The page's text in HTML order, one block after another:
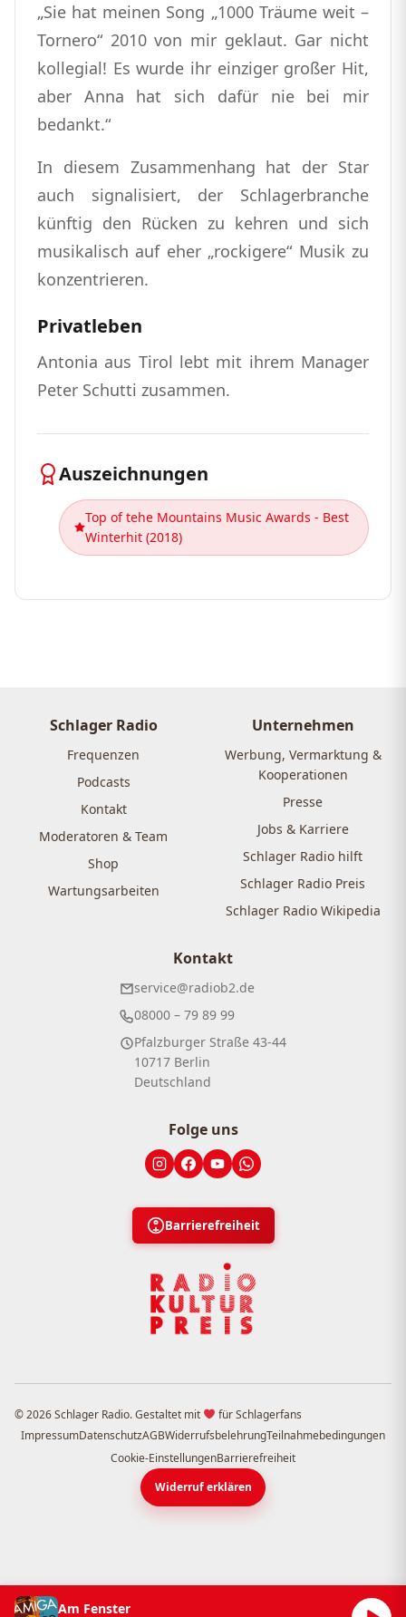
„Sie hat meinen Song „1000 Träume weit –
Tornero“ 2010 von mir geklaut. Gar nicht
kollegial! Es wurde ihr einziger großer Hit,
aber Anna hat sich dafür nie bei mir
bedankt.“
In diesem Zusammenhang hat der Star
auch signalisiert, der Schlagerbranche
künftig den Rücken zu kehren und sich
musikalisch auf eher „rockigere“ Musik zu
konzentrieren.
Privatleben
Antonia aus Tirol lebt mit ihrem Manager
Peter Schutti zusammen.
Auszeichnungen
Top of tehe Mountains Music Awards - Best
Winterhit (2018)
Schlager Radio
Frequenzen
Podcasts
Kontakt
Moderatoren & Team
Shop
Wartungsarbeiten
Unternehmen
Werbung, Vermarktung &
Kooperationen
Presse
Jobs & Karriere
Schlager Radio hilft
Schlager Radio Preis
Schlager Radio Wikipedia
Kontakt
service@radiob2.de
08000 – 79 89 99
Pfalzburger Straße 43-44
10717 Berlin
Deutschland
Folge uns
Barrierefreiheit
© 2026 Schlager Radio. Gestaltet mit
für Schlagerfans
ImpressumDatenschutzAGBWiderrufsbelehrungTeilnahmebedingungen
Cookie-EinstellungenBarrierefreiheit
Widerruf erklären
Am Fenster